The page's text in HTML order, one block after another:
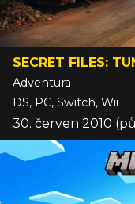
SECRET FILES:
Adventura
DS, PC, Switch, Wii
30. červen 2010